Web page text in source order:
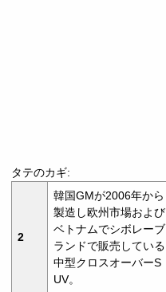
タテのカギ:
2
韓国GMが2006年から
製造し欧州市場および
ベトナムでシボレーブ
ランドで販売している
中型クロスオーバーS
UV。